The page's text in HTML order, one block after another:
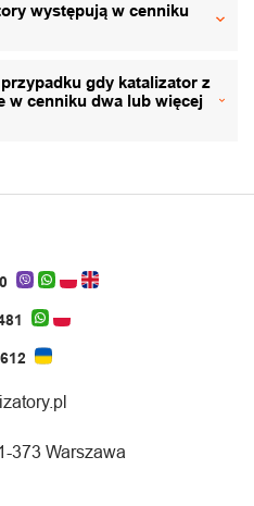
występują w cenniku
gdy katalizator z
w cenniku dwa lub więcej
373 Warszawa